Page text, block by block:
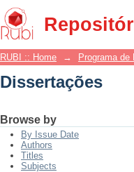
Dissertações
RUBI :: Home → Programa
Dissertações
Browse by
By Issue Date
Authors
Titles
Subjects